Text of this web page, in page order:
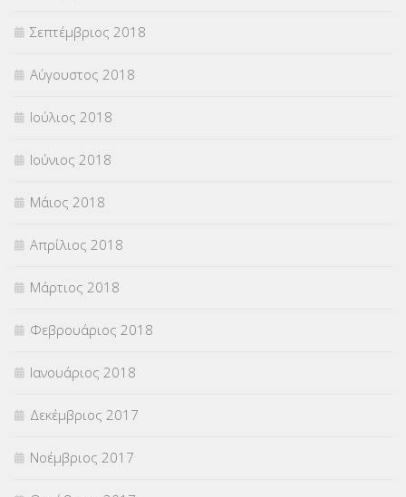
Σεπτέμβριος 2018
Αύγουστος 2018
Ιούλιος 2018
Ιούνιος 2018
Μάιος 2018
Απρίλιος 2018
Μάρτιος 2018
Φεβρουάριος 2018
Ιανουάριος 2018
Δεκέμβριος 2017
Νοέμβριος 2017